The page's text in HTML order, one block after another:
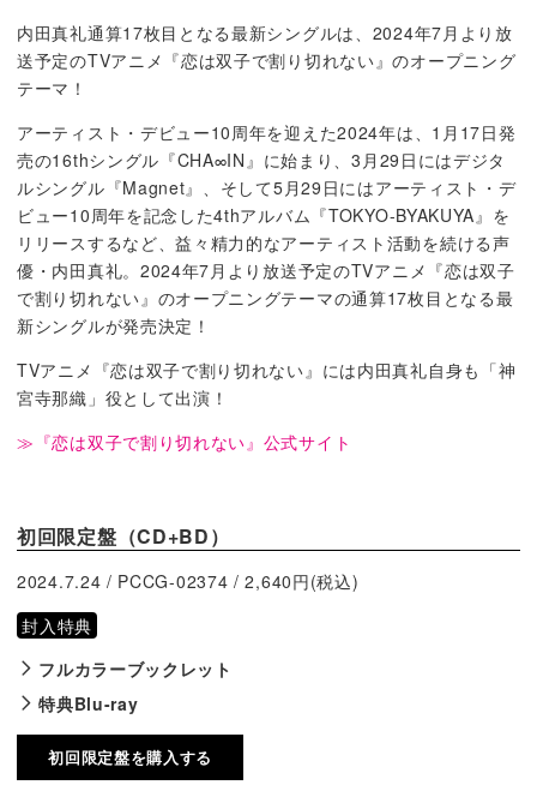
内田真礼通算17枚目となる最新シングルは、2024年7月より放
送予定のTVアニメ『恋は双子で割り切れない』のオープニング
テーマ！
アーティスト・デビュー10周年を迎えた2024年は、1月17日発
売の16thシングル『CHA∞IN』に始まり、3月29日にはデジタ
ルシングル『Magnet』、そして5月29日にはアーティスト・デ
ビュー10周年を記念した4thアルバム『TOKYO-BYAKUYA』を
リリースするなど、益々精力的なアーティスト活動を続ける声
優・内田真礼。2024年7月より放送予定のTVアニメ『恋は双子
で割り切れない』のオープニングテーマの通算17枚目となる最
新シングルが発売決定！
TVアニメ『恋は双子で割り切れない』には内田真礼自身も「神
宮寺那織」役として出演！
≫『恋は双子で割り切れない』公式サイト
初回限定盤（CD+BD）
2024.7.24 / PCCG-02374 / 2,640円(税込)
封入特典
フルカラーブックレット
特典Blu-ray
初回限定盤を購入する